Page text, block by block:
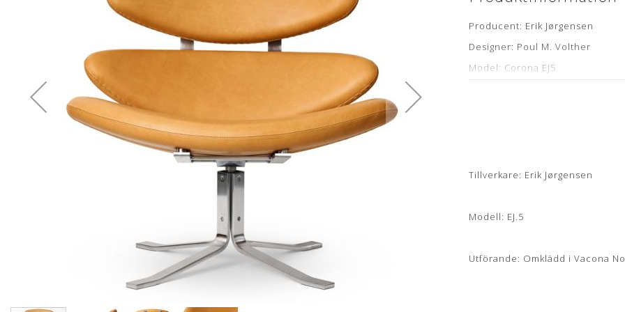
Producent: Erik Jørgensen
Designer: Poul M. Volther
Model: Corona EJ5
Læderet har en naturlig rå, blød
Tillverkare: Erik Jørgensen
Modell: EJ.5
Utförande: Omklädd i Vacona